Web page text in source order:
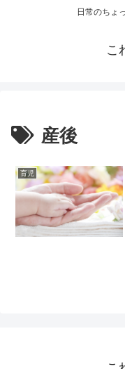
日常のちょ
こ
産後
育児